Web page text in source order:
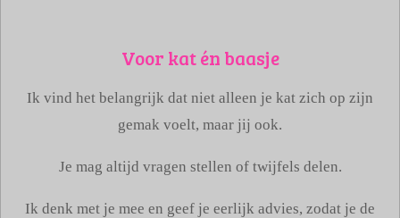
Voor kat én baasje
Ik vind het belangrijk dat niet alleen je kat zich op zijn
gemak voelt, maar jij ook.
Je mag altijd vragen stellen of twijfels delen.
Ik denk met je mee en geef je eerlijk advies, zodat je de